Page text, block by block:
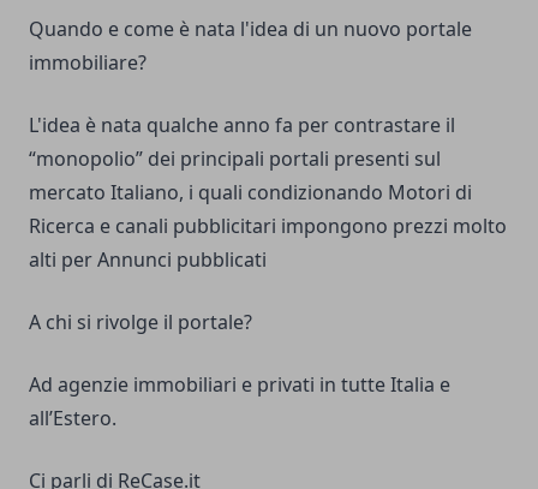
Quando e come è nata l'idea di un nuovo portale
immobiliare?
L'idea è nata qualche anno fa per contrastare il
“monopolio” dei principali portali presenti sul
mercato Italiano, i quali condizionando Motori di
Ricerca e canali pubblicitari impongono prezzi molto
alti per Annunci pubblicati
A chi si rivolge il portale?
Ad agenzie immobiliari e privati in tutte Italia e
all’Estero.
Ci parli di ReCase.it